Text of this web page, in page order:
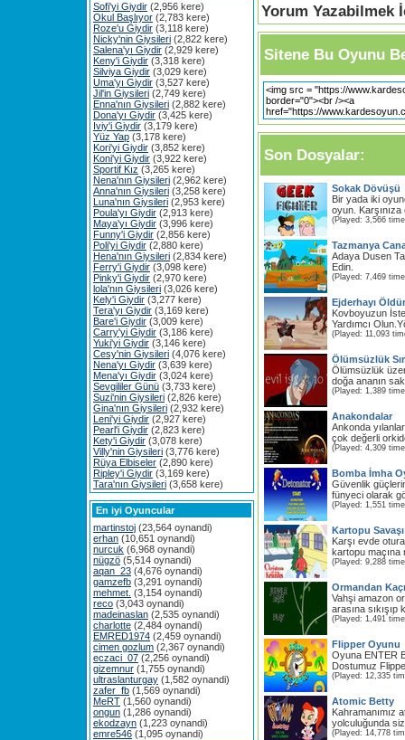
Sofi'yi Giydir (2,956 kere)
Okul Başlıyor (2,783 kere)
Roze'u Giydir (3,118 kere)
Nicky'nin Giysileri (2,822 kere)
Salena'yı Giydir (2,929 kere)
Keny'i Giydir (3,318 kere)
Silviya Giydir (3,029 kere)
Uma'yı Giydir (3,527 kere)
Jil'in Giysileri (2,749 kere)
Enna'nın Giysileri (2,882 kere)
Dona'yı Giydir (3,425 kere)
Iviy'i Giydir (3,179 kere)
Yüz Yap (3,178 kere)
Kori'yi Giydir (3,852 kere)
Koni'yi Giydir (3,922 kere)
Sportif Kız (3,265 kere)
Nena'nın Giysileri (2,962 kere)
Anna'nın Giysileri (3,258 kere)
Luna'nın Giysileri (2,953 kere)
Poula'yı Giydir (2,913 kere)
Maya'yı Giydir (3,996 kere)
Funny'i Giydir (2,856 kere)
Poli'yi Giydir (2,880 kere)
Hena'nın Giysileri (2,834 kere)
Ferry'i Giydir (3,098 kere)
Pinky'i Giydir (2,970 kere)
lola'nın Giysileri (3,026 kere)
Kely'i Giydir (3,277 kere)
Tera'yı Giydir (3,169 kere)
Bare'i Giydir (3,009 kere)
Carry'yi Giydir (3,186 kere)
Yuki'yi Giydir (3,146 kere)
Cesy'nin Giysileri (4,076 kere)
Nena'yı Giydir (3,639 kere)
Mena'yı Giydir (3,024 kere)
Sevgililer Günü (3,733 kere)
Suzi'nin Giysileri (2,826 kere)
Gina'nın Giysileri (2,932 kere)
Leni'yi Giydir (2,927 kere)
Pearl'i Giydir (2,823 kere)
Kety'i Giydir (3,078 kere)
Villy'nin Giysileri (3,776 kere)
Rüya Elbiseler (2,890 kere)
Ripley'i Giydir (3,169 kere)
Tara'nın Giysileri (3,658 kere)
En iyi Oyuncular
martinstoj (23,564 oynandi)
erhan (10,651 oynandi)
nurcuk (6,968 oynandi)
nügzö (5,514 oynandi)
aqan_23 (4,676 oynandi)
gamzefb (3,291 oynandi)
mehmet. (3,154 oynandi)
reco (3,043 oynandi)
madeinaslan (2,535 oynandi)
charlotte (2,484 oynandi)
EMRED1974 (2,459 oynandi)
cimen gozlum (2,367 oynandi)
eczaci_07 (2,256 oynandi)
gizemnur (1,755 oynandi)
ultraslanturgay (1,582 oynandi)
zafer_fb (1,569 oynandi)
MeRT (1,560 oynandi)
ongun (1,286 oynandi)
ekodzayn (1,223 oynandi)
emre546 (1,095 oynandi)
Yorum Yazabilmek
Sitene Bu Oyunu
Son Dosyalar:
Sokak Dövüşü
Bir yada iki
oyun.
(Played: 3,566
Tazmanya
Adaya Dusen
Edin.
(Played: 7,469
Ejderhayı Öldür
Kovboyuzun
Yardımcı
(Played: 11,093
Ölümsüzlük
Ölümsüzlük
doğa ananın
(Played: 1,389
Anakondalar
Ankonda
çok değerli
(Played: 4,309
Bomba İmha
Güvenlik
fünyeci olarak
(Played: 1,551
Kartopu Savaşı
Karşı evde
kartopu
(Played: 9,288
Ormandan
Vahşi amazon
arasına sıkışıp
(Played: 1,491
Flipper Oyunu
Oyuna ENTER
Dostumuz
(Played: 12,335
Atomic Betty
Kahramanımız
yolculuğunda
(Played: 14,778